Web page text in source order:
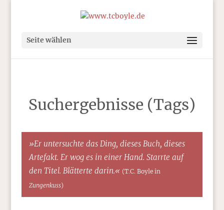
Seite wählen
Suchergebnisse (Tags)
»Er untersuchte das Ding, dieses Buch, dieses
Artefakt. Er wog es in einer Hand. Starrte auf
den Titel. Blätterte darin.« (T.C. Boyle in
Zungenkuss)